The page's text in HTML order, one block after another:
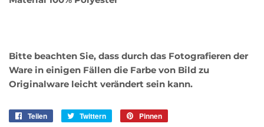
Bitte beachten Sie, dass durch das Fotografieren der
Ware in einigen Fällen die Farbe von Bild zu
Originalware leicht verändert sein kann.
Teilen Twittern Pinnen